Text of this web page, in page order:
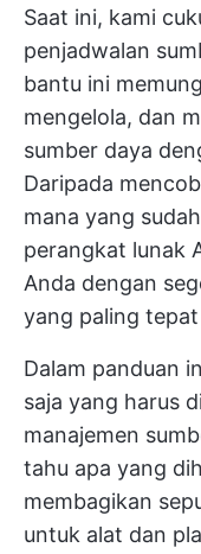
Saat ini, kami
penjadwalan
bantu ini
mengelola, dan
sumber daya
Daripada
mana yang
perangkat lunak
Anda dengan
yang paling
Dalam panduan
saja yang harus
manajemen
tahu apa yang
membagikan
untuk alat dan